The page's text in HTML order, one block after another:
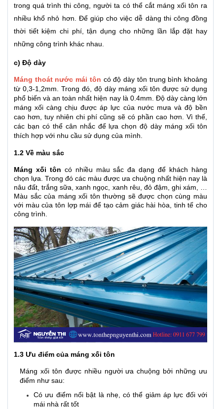
trong quá trình thi công, người ta có thể cắt máng xối tôn ra
nhiều khổ nhỏ hơn. Để giúp cho việc dễ dàng thi công đồng
thời tiết kiệm chi phí, tận dụng cho những lần lắp đặt hay
những công trình khác nhau.
c) Độ dày
Máng thoát nước mái tôn có độ dày tôn trung bình khoảng
từ 0,3-1,2mm. Trong đó, độ dày máng xối tôn được sử dụng
phổ biến và an toàn nhất hiện nay là 0.4mm. Độ dày càng lớn
máng xối càng chịu được áp lực của nước mưa và độ bền
cao hơn, tuy nhiên chi phí cũng sẽ có phần cao hơn. Vì thế,
các bạn có thể cân nhắc để lựa chọn độ dày máng xối tôn
thích hợp với nhu cầu sử dụng của mình.
1.2 Về màu sắc
Máng xối tôn có nhiều màu sắc đa dạng để khách hàng
chọn lựa. Trong đó các màu được ưa chuộng nhất hiện nay là
nâu đất, trắng sữa, xanh ngọc, xanh rêu, đỏ đậm, ghi xám, …
Màu sắc của máng xối tôn thường sẽ được chọn cùng màu
với màu của tôn lợp mái để tạo cảm giác hài hòa, tinh tế cho
công trình.
1.3 Ưu điểm của máng xối tôn
Máng xối tôn được nhiều người ưa chuộng bởi những ưu
điểm như sau:
Có ưu điểm nổi bật là nhẹ, có thể giảm áp lực đối với
mái nhà rất tốt